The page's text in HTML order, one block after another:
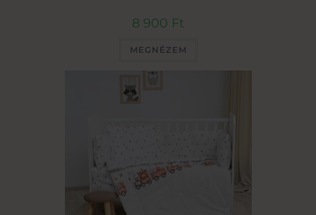
8 900 Ft
MEGNÉZEM